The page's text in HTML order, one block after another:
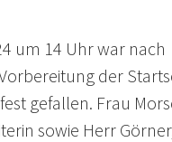
um 14 Uhr war nach
der
gefallen. Frau
sowie Herr